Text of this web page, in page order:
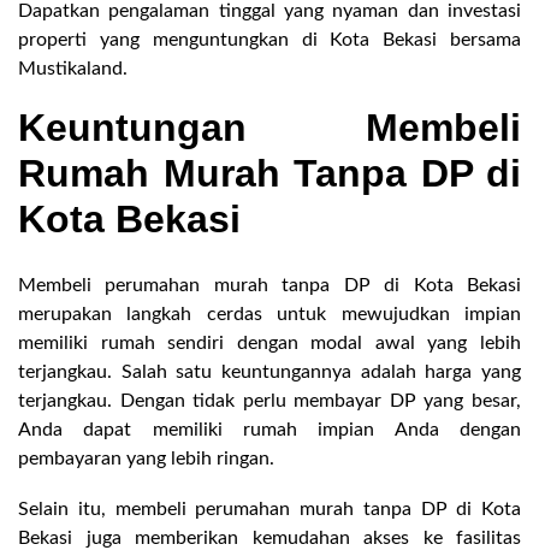
Dapatkan pengalaman tinggal yang nyaman dan investasi
properti yang menguntungkan di Kota Bekasi bersama
Mustikaland.
Keuntungan Membeli
Rumah Murah Tanpa DP di
Kota Bekasi
Membeli perumahan murah tanpa DP di Kota Bekasi
merupakan langkah cerdas untuk mewujudkan impian
memiliki rumah sendiri dengan modal awal yang lebih
terjangkau. Salah satu keuntungannya adalah harga yang
terjangkau. Dengan tidak perlu membayar DP yang besar,
Anda dapat memiliki rumah impian Anda dengan
pembayaran yang lebih ringan.
Selain itu, membeli perumahan murah tanpa DP di Kota
Bekasi juga memberikan kemudahan akses ke fasilitas